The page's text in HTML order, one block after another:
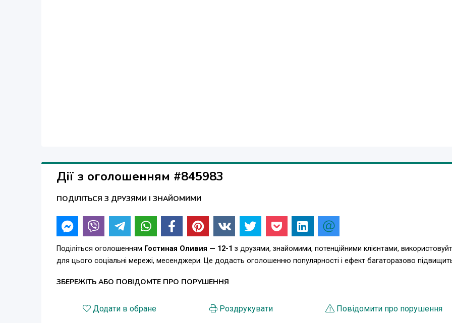
Дії з оголошенням #845983
ПОДІЛІТЬСЯ З ДРУЗЯМИ І ЗНАЙОМИМИ
Поділіться оголошенням Гостиная Оливия — 12-1 з друзями, знайомими, потенційними клієнтами,
для цього соціальні мережі, месенджери. Це додасть оголошенню популярності і ефект багаторазово
ЗБЕРЕЖІТЬ АБО ПОВІДОМТЕ ПРО ПОРУШЕННЯ
Додати в обране Роздрукувати Повідомити про порушення